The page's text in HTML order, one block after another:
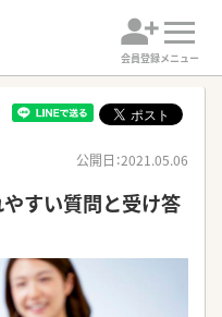
会員登録メニュー
公開日：2021.05.06
やすい質問と受け答